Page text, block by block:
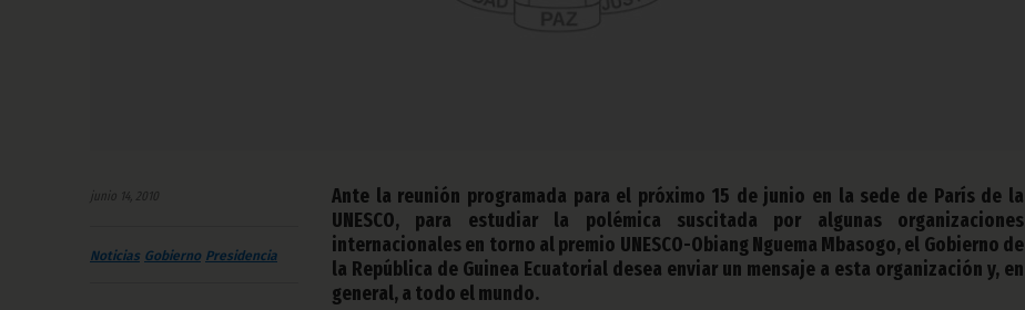
junio 14, 2010
Noticias Gobierno Presidencia
Ante la reunión programada para el próximo 15 de junio en la sede de París de la
UNESCO, para estudiar la polémica suscitada por algunas organizaciones
internacionales en torno al premio UNESCO-Obiang Nguema Mbasogo, el Gobierno de
la República de Guinea Ecuatorial desea enviar un mensaje a esta organización y, en
general, a todo el mundo.